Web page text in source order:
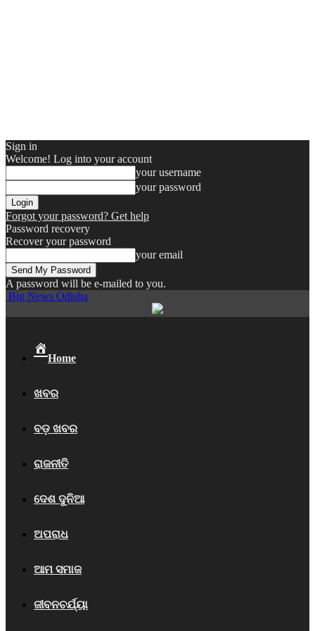
Sign in
Welcome! Log into your account
your username
your password
Forgot your password? Get help
Password recovery
Recover your password
your email
A password will be e-mailed to you.
Big News Odisha
Home
ଖବର
ବଡ଼ ଖବର
ରାଜନୀତି
ଦେଶ ଦୁନିଆ
ଅପରାଧ
ଆମ ସମାଜ
ଜୀବନଚର୍ଯ୍ୟା